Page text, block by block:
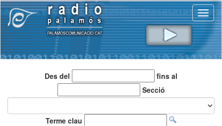
Des del
fins al
Secció
Terme clau